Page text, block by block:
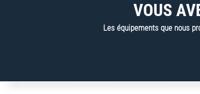
VOUS
Les équipements que nous